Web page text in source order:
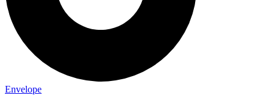
Envelope